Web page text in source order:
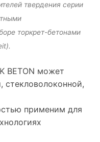
твердения серии
торкрет-бетонами
BETON может
стекловолоконной,
применим для